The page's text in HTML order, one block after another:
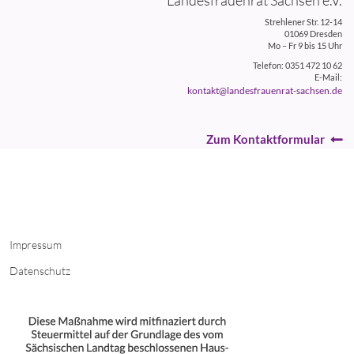
Strehlener Str. 12-14
01069 Dresden
Mo – Fr 9 bis 15 Uhr
Telefon: 0351 472 10 62
E-Mail:
kontakt@landesfrauenrat-sachsen.de
Zum Kontaktformular
Impressum
Datenschutz